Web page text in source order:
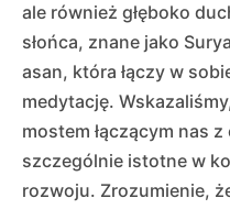
ale również głęboko
słońca, znane jako
asan, która łączy w
medytację.
mostem łączącym nas
szczególnie istotne w
rozwoju. Zrozumienie,